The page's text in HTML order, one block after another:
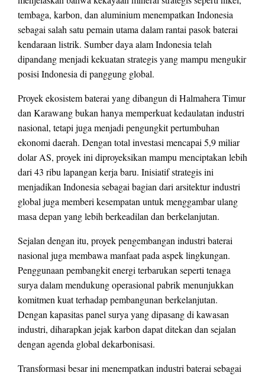
tembaga, karbon, dan aluminium menempatkan Indonesia
sebagai salah satu pemain utama dalam rantai pasok baterai
kendaraan listrik. Sumber daya alam Indonesia telah
dipandang menjadi kekuatan strategis yang mampu mengukir
posisi Indonesia di panggung global.
Proyek ekosistem baterai yang dibangun di Halmahera Timur
dan Karawang bukan hanya memperkuat kedaulatan industri
nasional, tetapi juga menjadi pengungkit pertumbuhan
ekonomi daerah. Dengan total investasi mencapai 5,9 miliar
dolar AS, proyek ini diproyeksikan mampu menciptakan lebih
dari 43 ribu lapangan kerja baru. Inisiatif strategis ini
menjadikan Indonesia sebagai bagian dari arsitektur industri
global juga memberi kesempatan untuk menggambar ulang
masa depan yang lebih berkeadilan dan berkelanjutan.
Sejalan dengan itu, proyek pengembangan industri baterai
nasional juga membawa manfaat pada aspek lingkungan.
Penggunaan pembangkit energi terbarukan seperti tenaga
surya dalam mendukung operasional pabrik menunjukkan
komitmen kuat terhadap pembangunan berkelanjutan.
Dengan kapasitas panel surya yang dipasang di kawasan
industri, diharapkan jejak karbon dapat ditekan dan sejalan
dengan agenda global dekarbonisasi.
Transformasi besar ini menempatkan industri baterai sebagai